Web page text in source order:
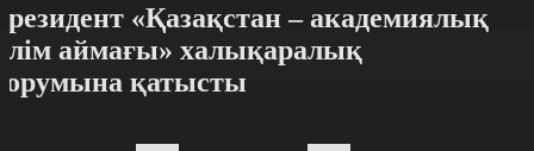
«Қазақстан – академиялық
аймағы» халықаралық
қатысты